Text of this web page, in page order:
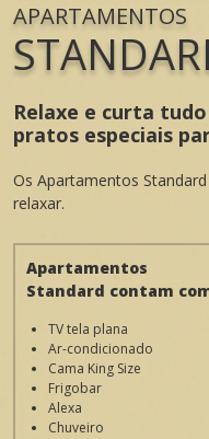
APARTAMENTOS
Relaxe e curta
pratos especiais
Os Apartamentos
relaxar.
Apartamentos
Standard contam
TV tela plana
Ar-condicionado
Cama King Size
Frigobar
Alexa
Chuveiro